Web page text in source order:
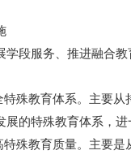
服务、推进融合教
教育体系。主要从
的特殊教育体系，进
教育质量。主要是